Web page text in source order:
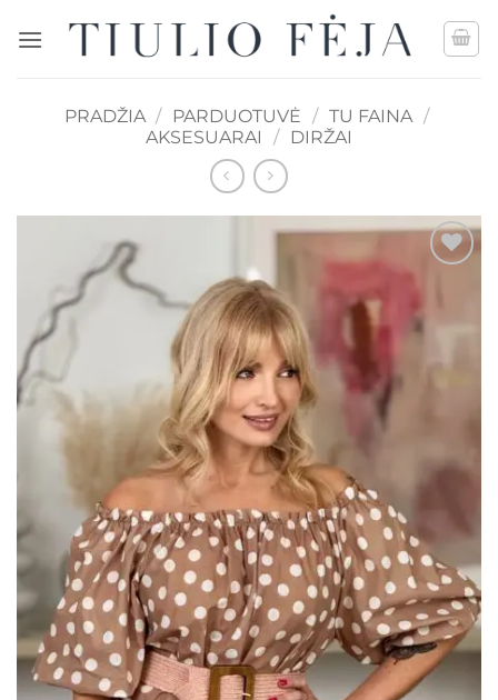
PRADŽIA / PARDUOTUVĖ / TU FAINA /
AKSESUARAI
/ DIRŽAI